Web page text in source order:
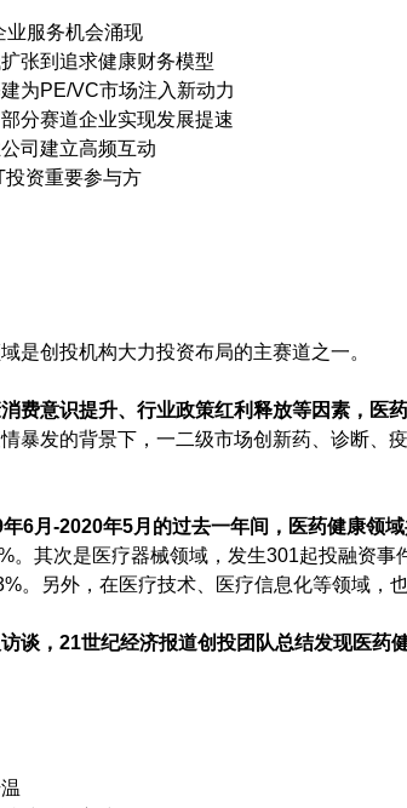
业服务机会涌现
张到追求健康财务模型
为PE/VC市场注入新动力
分赛道企业实现发展提速
司建立高频互动
资重要参与方
是创投机构大力投资布局的主赛道之一。
费意识提升、行业政策红利释放等因素，医
暴发的背景下，一二级市场创新药、诊断、
6月-2020年5月的过去一年间，医药健康领域
。其次是医疗器械领域，发生301起投融资事
。另外，在医疗技术、医疗信息化等领域，
谈，21世纪经济报道创投团队总结发现医药